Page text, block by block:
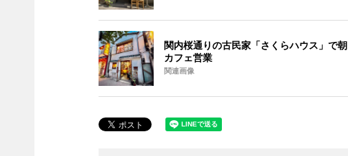
関内桜通りの古民家「さくらハウス」で朝
カフェ営業
関連画像